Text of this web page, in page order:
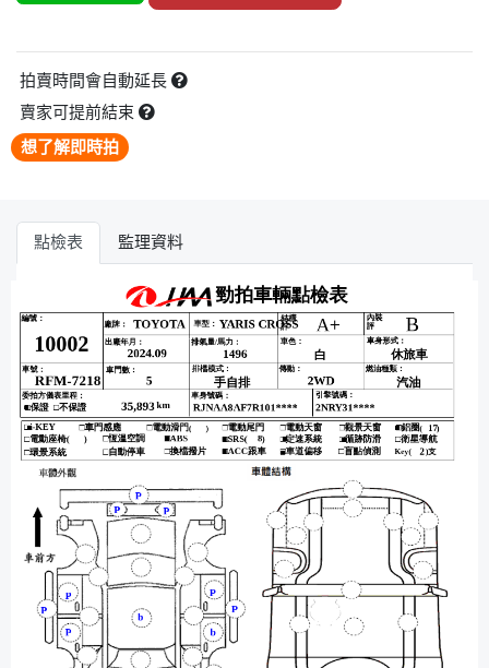
拍賣時間會自動延長
賣家可提前結束
想了解即時拍
點檢表 監理資料